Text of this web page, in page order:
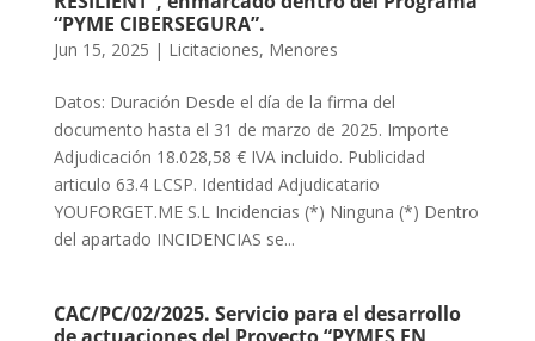
“PYME CIBERSEGURA”.
Jun 15, 2025 | Licitaciones, Menores
Datos: Duración Desde el día de la firma del
documento hasta el 31 de marzo de 2025. Importe
Adjudicación 18.028,58 € IVA incluido. Publicidad
articulo 63.4 LCSP. Identidad Adjudicatario
YOUFORGET.ME S.L Incidencias (*) Ninguna (*) Dentro
del apartado INCIDENCIAS se...
CAC/PC/02/2025. Servicio para el desarrollo